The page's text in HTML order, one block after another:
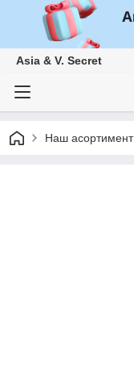
Asia & V. Secret
Наш асортимент